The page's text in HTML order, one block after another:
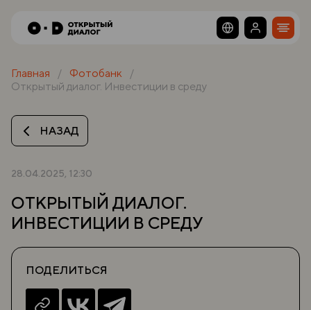
Главная
Фотобанк
Открытый диалог. Инвестиции в среду
НАЗАД
28.04.2025, 12:30
ОТКРЫТЫЙ ДИАЛОГ.
ИНВЕСТИЦИИ В СРЕДУ
ПОДЕЛИТЬСЯ